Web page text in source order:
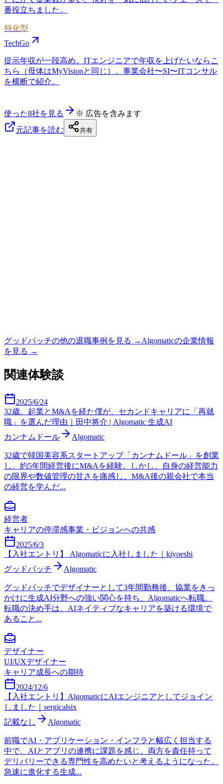
番役立ちました。
特化型
TechGo
提示年収が一段高め。ITエンジニアで年収を上げたいならこ
ちら（母体はMyVisionと同じ）。事業会社〜SI〜ITコンサル
を横断で紹介。
使った8社を見る
※ 広告を含みます
元記事を読む
共有
グッドパッチの他の退職事例を見る → Algomaticの企業情報
を見る →
関連体験談
2025/6/24
32歳、起業とM&Aを経た僕が、セカンドキャリアに「再就
職」を選んだ理由｜田中将介 | Algomatic 生成AI
カンナムドール
Algomatic
32歳で韓国美容系スタートアップ「カンナムドール」を創業
し、約5年間経営後にM&Aを経験。しかし、自身の経営能力
の限界や数値管理の甘さを痛感し、M&A後の親会社で本当
の経営を学んだ...
経営者
キャリアの停滞感事業・ビジョンへの共感
2025/6/3
【入社エントリ】 Algomaticに入社しました｜kiyoeshi
グッドパッチ
Algomatic
グッドパッチでデザイナーとして3年間勤務後、協業をきっ
かけに生成AI分野への強い関心を持ち、Algomaticへ転職。
転職の決め手は、AIネイティブなキャリアを築ける環境で
あること...
デザイナー
UI/UXデザイナー
キャリア成長への期待
2024/12/6
【入社エントリ】AlgomaticにAIエンジニアとしてジョイン
しました｜sergicalsix
記載なし
Algomatic
前職でAI・アプリケーション・インフラと幅広く担当する
中で、AIとアプリの連携に課題を感じ、両方を責任持って
デリバリーできる専門性を高めたいと考えるようになった。
急速に進化する生成...